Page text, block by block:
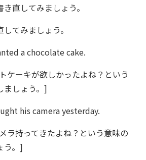
直してみましょう。
てみましょう。
a chocolate cake.
ケーキが欲しかったよね？という
ましょう。]
his camera yesterday.
ラ持ってきたよね？という意味の
う。]